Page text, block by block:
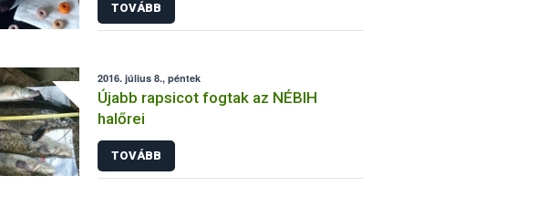
TOVÁBB
2016. július 8., péntek
Újabb rapsicot fogtak az NÉBIH
halőrei
TOVÁBB